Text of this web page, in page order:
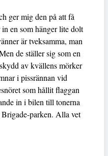
ger mig den på att få
en som hänger lite dolt
är tveksamma, man
de ställer sig som en
av kvällens mörker
i pissrännan vid
som hållit flaggan
in i bilen till tonerna
parken. Alla vet